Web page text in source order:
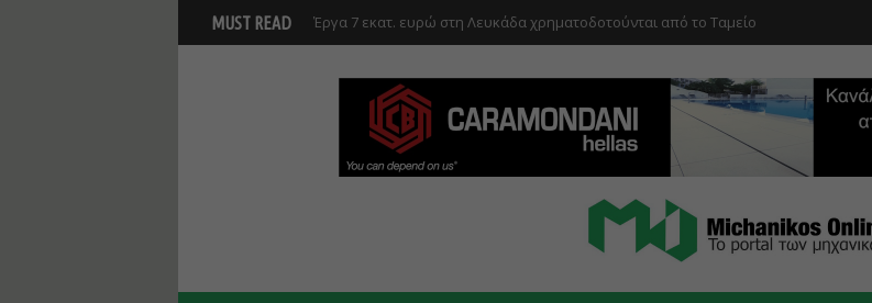
MUST READ Γ. Στάσσης: Προχωρούν και ωριμάζουν οι συζητήσεις για το Data